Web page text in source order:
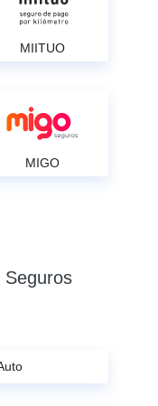
MIITUO
MIGO
Seguros